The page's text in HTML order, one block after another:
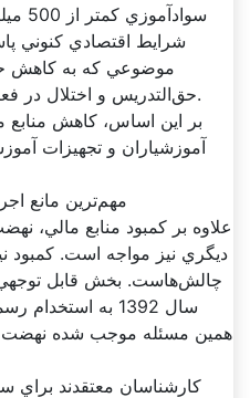
شرايط اقتصادي کنوني
موضوعي که به کاهش
حق‌التدريس و اختلال در فعاليت‌هاي جاري منجر شده است.
بر اين اساس، کاهش منابع
آموزشياران و تجهيزات
مهم‌ترين مانع
علاوه بر کمبود منابع مالي،
ديگري نيز مواجه است. کمبود
چالش‌هاست. بخش قابل توجهي
سال 1392 به
همين مسئله موجب شده نهضت
کارشناسان معتقدند براي